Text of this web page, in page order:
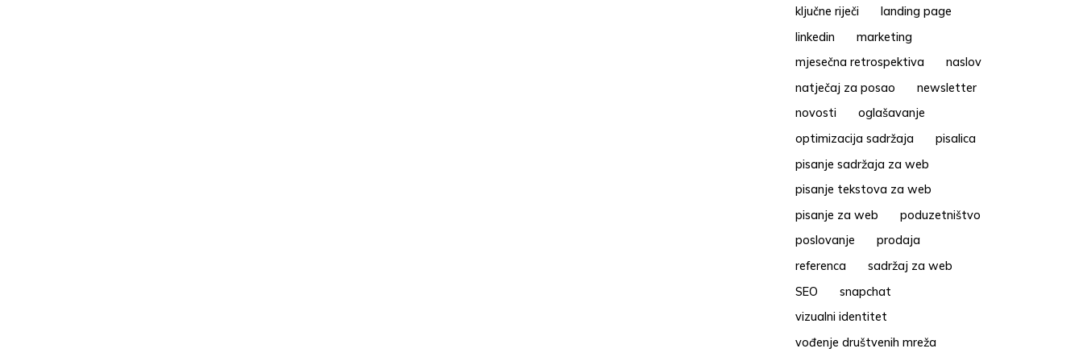
ključne riječi
landing page
linkedin
marketing
mjesečna retrospektiva
naslov
natječaj za posao
newsletter
novosti
oglašavanje
optimizacija sadržaja
pisalica
pisanje sadržaja za web
pisanje tekstova za web
pisanje za web
poduzetništvo
poslovanje
prodaja
referenca
sadržaj za web
SEO
snapchat
vizualni identitet
vođenje društvenih mreža